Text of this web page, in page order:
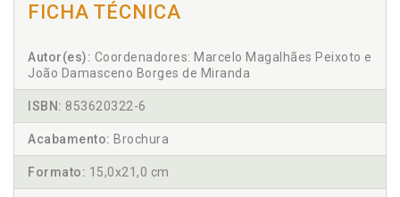
FICHA TÉCNICA
Autor(es): Coordenadores: Marcelo Magalhães Peixoto e
João Damasceno Borges de Miranda
ISBN: 853620322-6
Acabamento: Brochura
Formato: 15,0x21,0 cm